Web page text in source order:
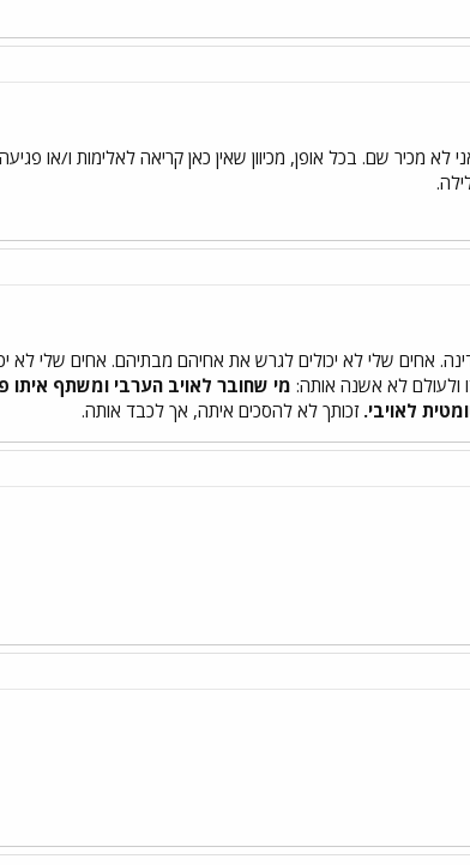
לא מכיר שם. בכל אופן, מכיוון שאין כאן קריאה לאלימות ו/או
אחים שלי לא יכולים לגרש את אחיהם מבתיהם. אחים שלי לא
ולעולם לא אשנה אותה: מי שחובר לאויב הערבי ומשתף איתו
לאויבי. זכותך לא להסכים איתה, אך לכבד אותה.